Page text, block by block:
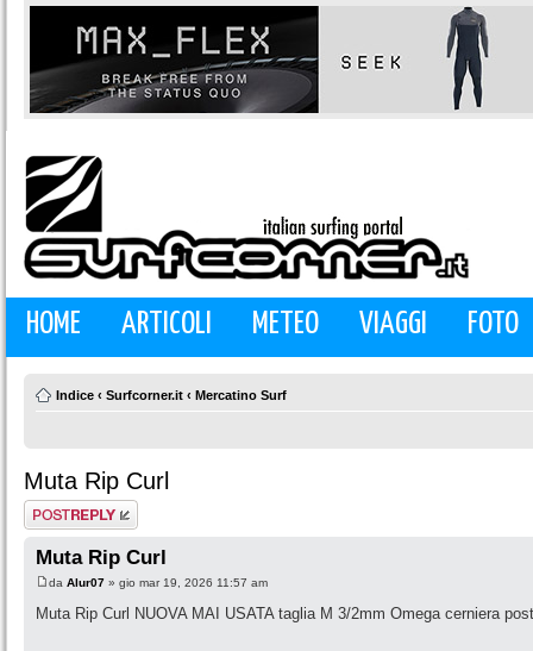
HOME ARTICOLI METEO VIAGGI FOTO
Indice ‹ Surfcorner.it ‹ Mercatino Surf
Muta Rip Curl
Rispondi al
messaggio
Muta Rip Curl
da Alur07 » gio mar 19, 2026 11:57 am
Muta Rip Curl NUOVA MAI USATA taglia M 3/2mm Omega cerniera